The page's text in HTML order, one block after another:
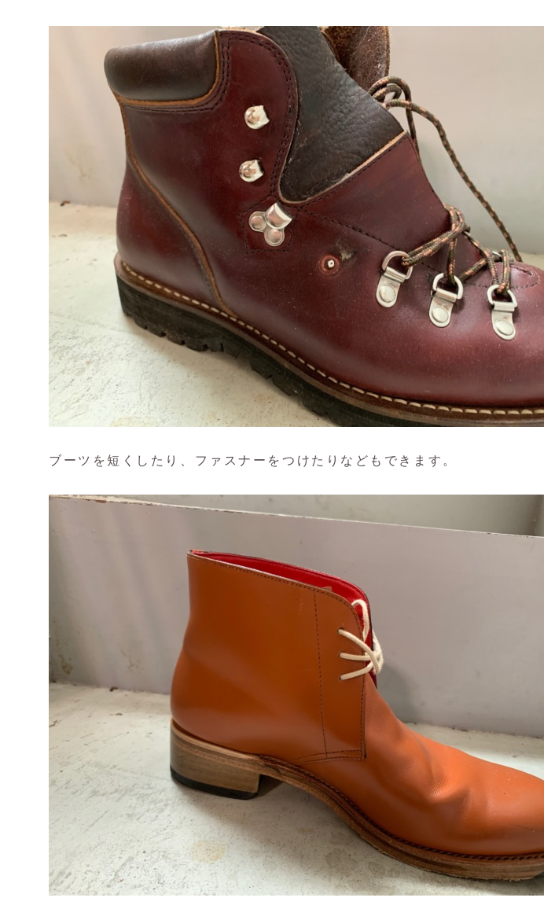
ブーツを短くしたり、ファスナーをつけたりなどもできます。